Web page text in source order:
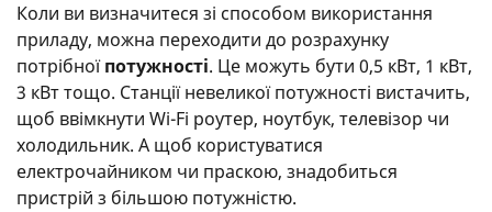
Коли ви визначитеся зі способом використання
приладу, можна переходити до розрахунку
потрібноїпотужності. Це можуть бути 0,5 кВт, 1 кВт,
3 кВт тощо. Станції невеликої потужності вистачить,
щоб ввімкнути Wi-Fi роутер, ноутбук, телевізор чи
холодильник. А щоб користуватися
електрочайником чи праскою, знадобиться
пристрій з більшою потужністю.